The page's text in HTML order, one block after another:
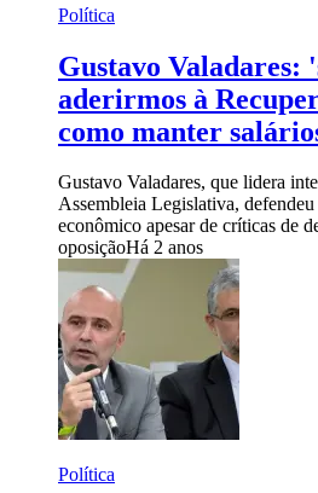
Política
Gustavo Valadares:
aderirmos à
como manter
Gustavo Valadares, que lidera
Assembleia Legislativa,
econômico apesar de críticas de
oposiçãoHá 2 anos
Política